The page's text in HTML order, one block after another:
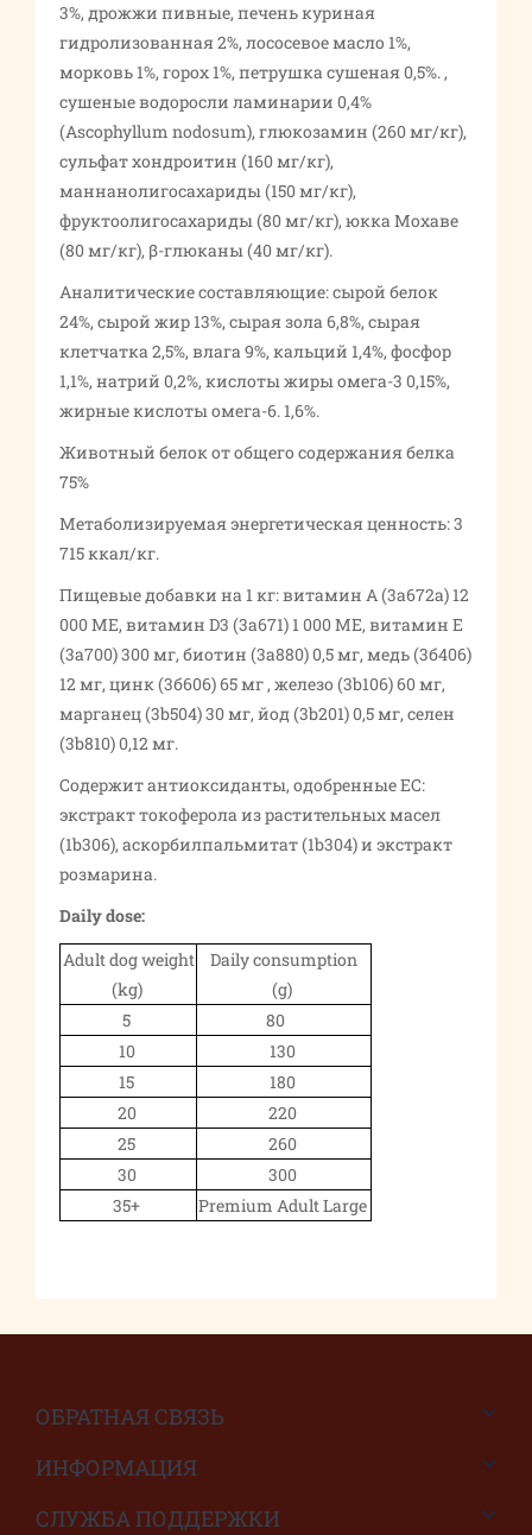
3%, дрожжи пивные, печень куриная
гидролизованная 2%, лососевое масло 1%,
морковь 1%, горох 1%, петрушка сушеная 0,5%. ,
сушеные водоросли ламинарии 0,4%
(Ascophyllum nodosum), глюкозамин (260 мг/кг),
сульфат хондроитин (160 мг/кг),
маннанолигосахариды (150 мг/кг),
фруктоолигосахариды (80 мг/кг), юкка Мохаве
(80 мг/кг), β-глюканы (40 мг/кг).
Аналитические составляющие: сырой белок
24%, сырой жир 13%, сырая зола 6,8%, сырая
клетчатка 2,5%, влага 9%, кальций 1,4%, фосфор
1,1%, натрий 0,2%, кислоты жиры омега-3 0,15%,
жирные кислоты омега-6. 1,6%.
Животный белок от общего содержания белка
75%
Метаболизируемая энергетическая ценность: 3
715 ккал/кг.
Пищевые добавки на 1 кг: витамин А (3а672а) 12
000 МЕ, витамин D3 (3а671) 1 000 МЕ, витамин Е
(3а700) 300 мг, биотин (3а880) 0,5 мг, медь (3б406)
12 мг, цинк (3б606) 65 мг , железо (3b106) 60 мг,
марганец (3b504) 30 мг, йод (3b201) 0,5 мг, селен
(3b810) 0,12 мг.
Содержит антиоксиданты, одобренные ЕС:
экстракт токоферола из растительных масел
(1b306), аскорбилпальмитат (1b304) и экстракт
розмарина.
Daily dose:
Adult dog weight
(kg)
Daily consumption
(g)
5
80
10
130
15
180
20
220
25
260
30
300
35+
Premium Adult Large
ОБРАТНАЯ СВЯЗЬ
ИНФОРМАЦИЯ
СЛУЖБА ПОДДЕРЖКИ